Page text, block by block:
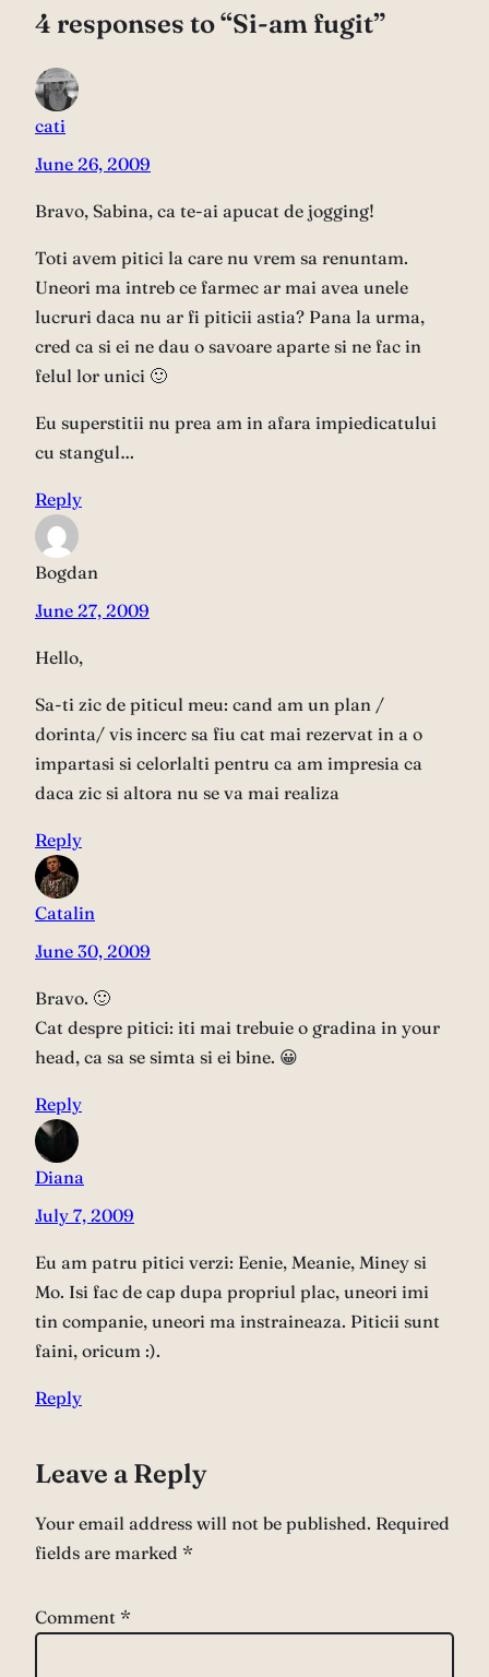
4 responses to “Si-am fugit”
cati
June 26, 2009
Bravo, Sabina, ca te-ai apucat de jogging!
Toti avem pitici la care nu vrem sa renuntam.
Uneori ma intreb ce farmec ar mai avea unele
lucruri daca nu ar fi piticii astia? Pana la urma,
cred ca si ei ne dau o savoare aparte si ne fac in
felul lor unici 🙂
Eu superstitii nu prea am in afara impiedicatului
cu stangul…
Reply
Bogdan
June 27, 2009
Hello,
Sa-ti zic de piticul meu: cand am un plan /
dorinta/ vis incerc sa fiu cat mai rezervat in a o
impartasi si celorlalti pentru ca am impresia ca
daca zic si altora nu se va mai realiza
Reply
Catalin
June 30, 2009
Bravo. 🙂
Cat despre pitici: iti mai trebuie o gradina in your
head, ca sa se simta si ei bine. 😀
Reply
Diana
July 7, 2009
Eu am patru pitici verzi: Eenie, Meanie, Miney si
Mo. Isi fac de cap dupa propriul plac, uneori imi
tin companie, uneori ma instraineaza. Piticii sunt
faini, oricum :).
Reply
Leave a Reply
Your email address will not be published. Required
fields are marked *
Comment *